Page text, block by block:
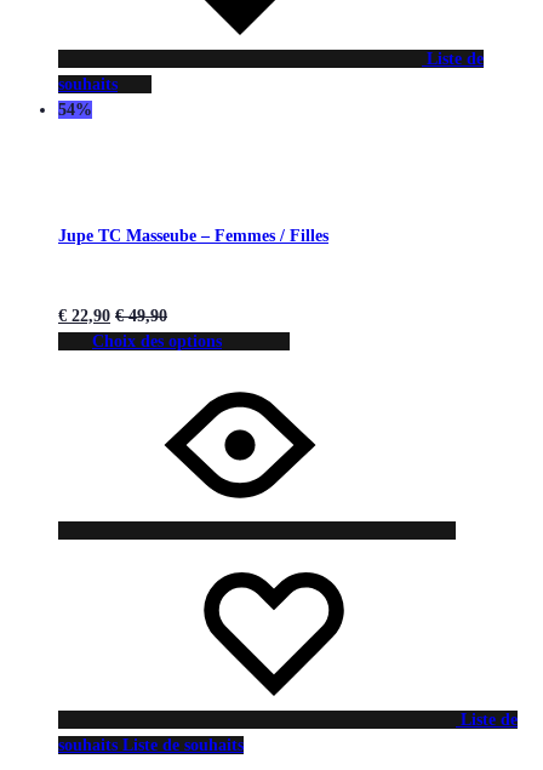
Liste de
souhaits
54%
Jupe TC Masseube – Femmes / Filles
€ 22,90 €49,90
Choix des options
Liste de
souhaits Liste de souhaits